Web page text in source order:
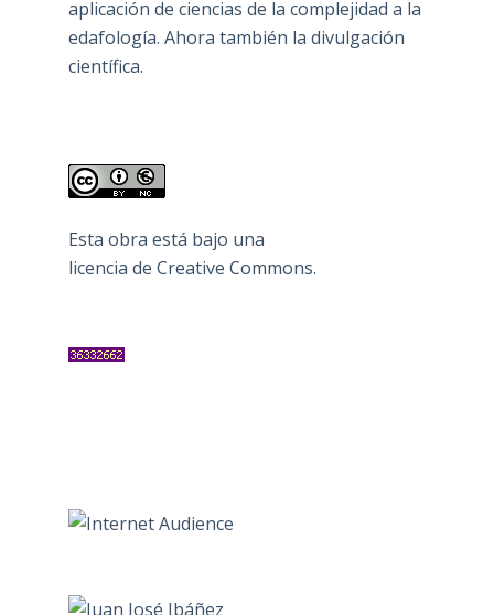
aplicación de ciencias de la complejidad a la
edafología. Ahora también la divulgación
científica.
Esta obra está bajo una
licencia de Creative Commons.